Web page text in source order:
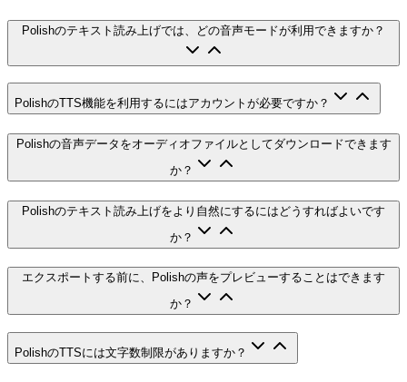
Polishのテキスト読み上げでは、どの音声モードが利用できますか？
PolishのTTS機能を利用するにはアカウントが必要ですか？
Polishの音声データをオーディオファイルとしてダウンロードできます
か？
Polishのテキスト読み上げをより自然にするにはどうすればよいです
か？
エクスポートする前に、Polishの声をプレビューすることはできます
か？
PolishのTTSには文字数制限がありますか？